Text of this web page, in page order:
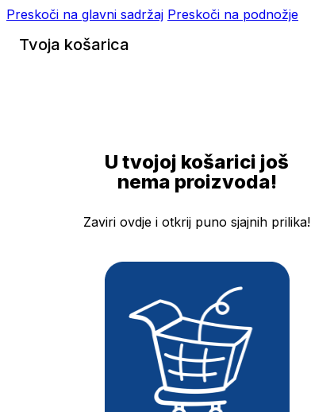
Preskoči na glavni sadržaj Preskoči na podnožje
Tvoja košarica
U tvojoj košarici još
nema proizvoda!
Zaviri ovdje i otkrij puno sjajnih prilika!